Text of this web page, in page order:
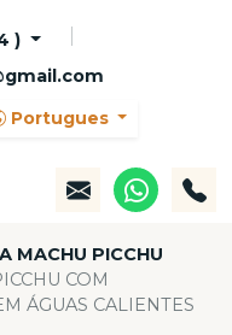
)
Portugues
MACHU PICCHU
COM
ÁGUAS CALIENTES